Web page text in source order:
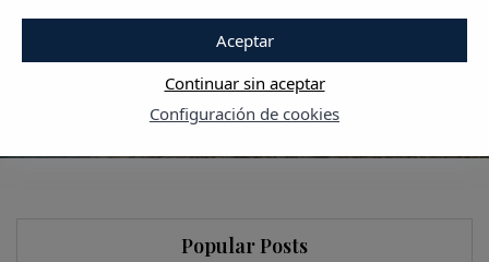
Popular Posts
Configuración de cookies
Continuar sin aceptar
Aceptar